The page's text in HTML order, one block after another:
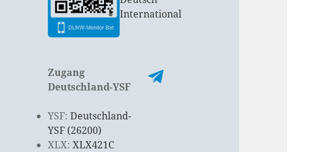
International
Zugang
Deutschland-YSF
YSF:Deutschland-
YSF (26200)
XLX:XLX421C